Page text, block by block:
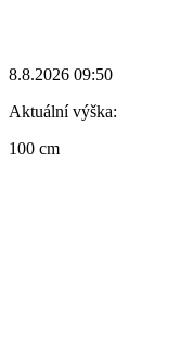
8.8.2026 09:50
Aktuální výška:
100 cm